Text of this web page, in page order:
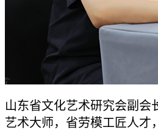
山东省文化艺术研究会副会
艺术大师，省劳模工匠人才